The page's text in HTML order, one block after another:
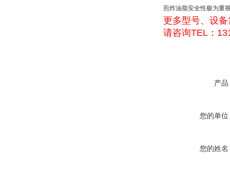
煎炸油脂安全性极为重
更多型号、设
请咨询TEL：
产品
您的单位
您的姓名